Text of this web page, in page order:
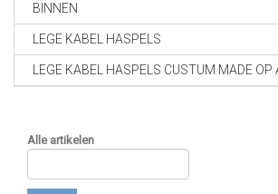
BINNEN
LEGE KABEL HASPELS
LEGE KABEL HASPELS CUSTUM MADE
Alle artikelen